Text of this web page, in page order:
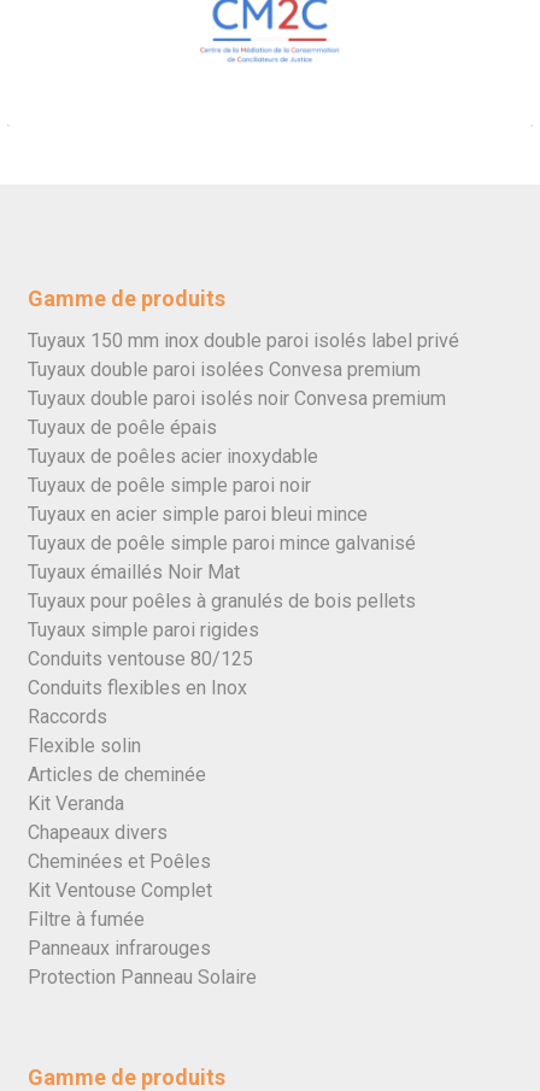
Gamme de produits
Tuyaux 150 mm inox double paroi isolés label privé
Tuyaux double paroi isolées Convesa premium
Tuyaux double paroi isolés noir Convesa premium
Tuyaux de poêle épais
Tuyaux de poêles acier inoxydable
Tuyaux de poêle simple paroi noir
Tuyaux en acier simple paroi bleui mince
Tuyaux de poêle simple paroi mince galvanisé
Tuyaux émaillés Noir Mat
Tuyaux pour poêles à granulés de bois pellets
Tuyaux simple paroi rigides
Conduits ventouse 80/125
Conduits flexibles en Inox
Raccords
Flexible solin
Articles de cheminée
Kit Veranda
Chapeaux divers
Cheminées et Poêles
Kit Ventouse Complet
Filtre à fumée
Panneaux infrarouges
Protection Panneau Solaire
Gamme de produits